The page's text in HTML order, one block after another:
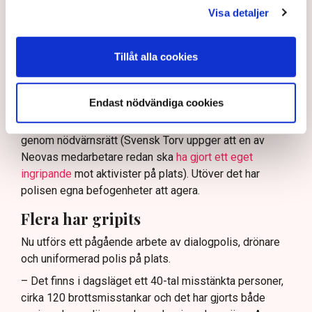
Visa detaljer
Tillåt alla cookies
Endast nödvändiga cookies
ha en tydligare skyldighet att skydda privat egendom
Nu svarar polisen på kritiken.
Enligt Anna-Lena Mann, polisinspektör vid
verksamhetsutövaren, eller dennes ordningsvakter, rätt
att be personer lämna platsen och skydda sin egendom
genom nödvärnsrätt (Svensk Torv uppger att en av
Neovas medarbetare redan ska ha gjort ett eget
ingripande mot aktivister på plats). Utöver det har
polisen egna befogenheter att agera.
Flera har gripits
Nu utförs ett pågående arbete av dialogpolis, drönare
och uniformerad polis på plats.
– Det finns i dagsläget ett 40-tal misstänkta personer,
cirka 120 brottsmisstankar och det har gjorts både